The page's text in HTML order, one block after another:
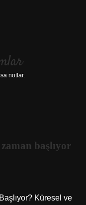
notlar.
başlıyor
Küresel ve